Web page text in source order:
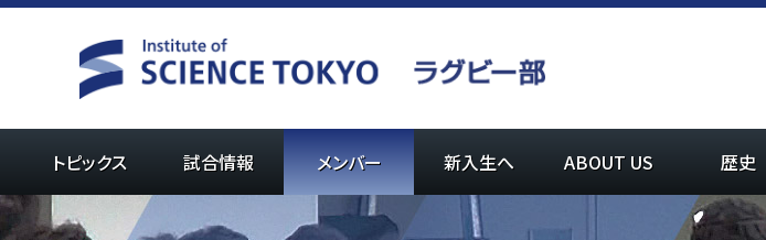
Skip
トピックス 試合情報 メンバー 新入生へ ABOUT US 歴史